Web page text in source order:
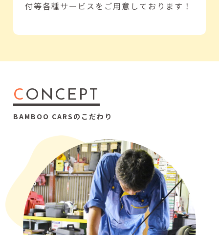
付等各種サービスをご用意しております！
C ONCEPT
BAMBOO CARSのこだわり